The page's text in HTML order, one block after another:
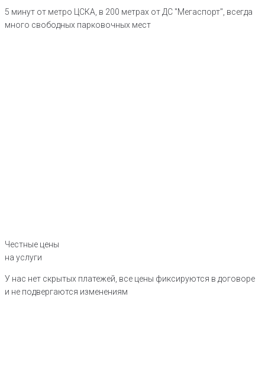
5 минут от метро ЦСКА, в 200 метрах от ДС "Мегаспорт", всегда
много свободных парковочных мест
Честные цены
на услуги
У нас нет скрытых платежей, все цены фиксируются в договоре
и не подвергаются изменениям